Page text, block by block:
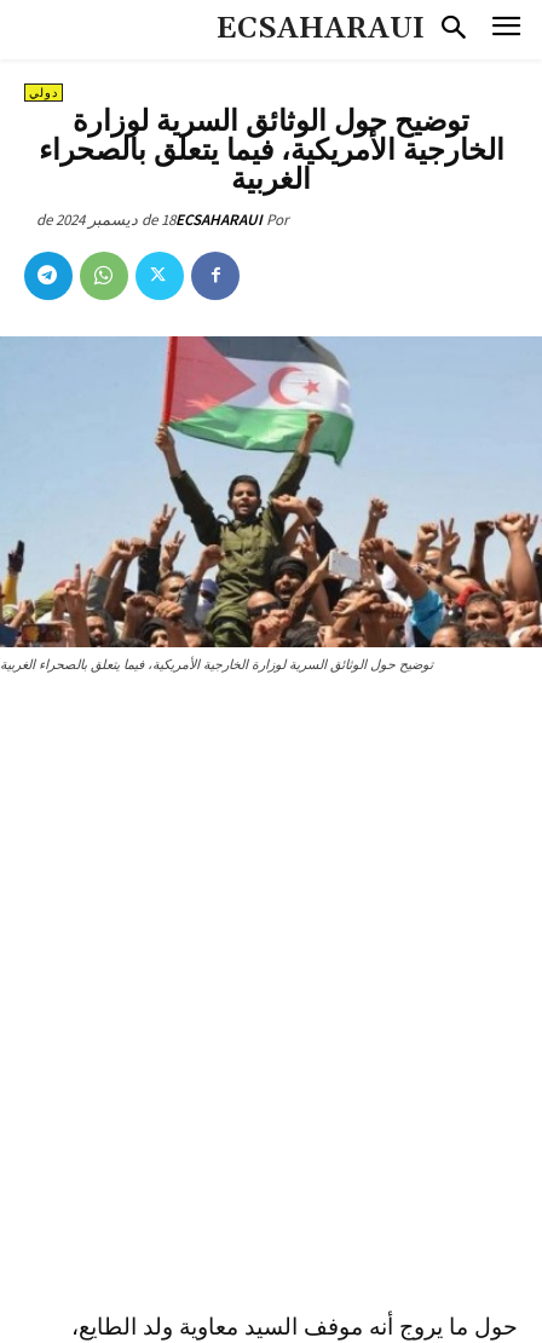
ECSAHARAUI
دولي
توضيح حول الوثائق السرية لوزارة
الخارجية الأمريكية، فيما يتعلق بالصحراء
الغربية
Por
ECSAHARAUI18 de ديسمبر de 2024
توضيح حول الوثائق السرية لوزارة الخارجية الأمريكية، فيما يتعلق بالصحراء الغربية
حول ما يروج أنه موفف السيد معاوية ولد الطايع،